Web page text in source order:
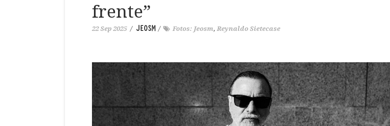
frente”
22 Sep 2025 / JEOSM/ Fotos: Jeosm, Reynaldo Sietecase